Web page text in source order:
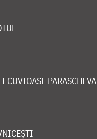
CUVIOASE PARASCHEVA